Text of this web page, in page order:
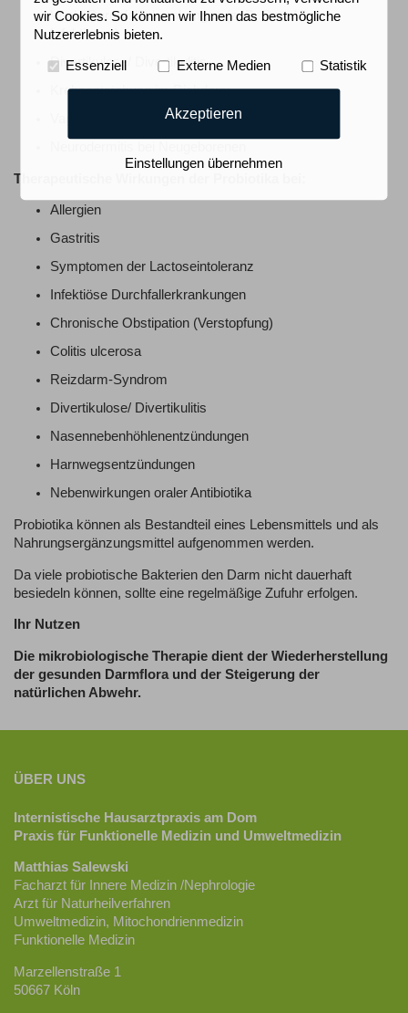
Virale Durchfallerkrankungen (z. B. Rota-Virus-
Infektionen)
Divertikulose/ Divertikulitis
Krebsentstehung im Dickdarm
Vaginale Candida-Infektionen
Therapeutische Wirkungen der Probiotika bei:
Allergien
Gastritis
Symptomen der Lactoseintoleranz
Infektiöse Durchfallerkrankungen
Chronische Obstipation (Verstopfung)
Colitis ulcerosa
Reizdarm-Syndrom
Divertikulose/ Divertikulitis
Nasennebenhöhlenentzündungen
Harnwegsentzündungen
Nebenwirkungen oraler Antibiotika
Probiotika können als Bestandteil eines Lebensmittels und als
Nahrungsergänzungsmittel aufgenommen werden.
Da viele probiotische Bakterien den Darm nicht dauerhaft
besiedeln können, sollte eine regelmäßige Zufuhr erfolgen.
Ihr Nutzen
Die mikrobiologische Therapie dient der Wiederherstellung
der gesunden Darmflora und der Steigerung der
natürlichen Abwehr.
ÜBER UNS
Internistische Hausarztpraxis am Dom
Praxis für Funktionelle Medizin und Umweltmedizin
Matthias Salewski
Facharzt für Innere Medizin /Nephrologie
Arzt für Naturheilverfahren
Umweltmedizin, Mitochondrienmedizin
Funktionelle Medizin
Marzellenstraße 1
50667 Köln
wir Cookies. So können wir Ihnen das bestmögliche
Nutzererlebnis bieten.
Essenziell Externe Medien Statistik
Akzeptieren
Einstellungen übernehmen